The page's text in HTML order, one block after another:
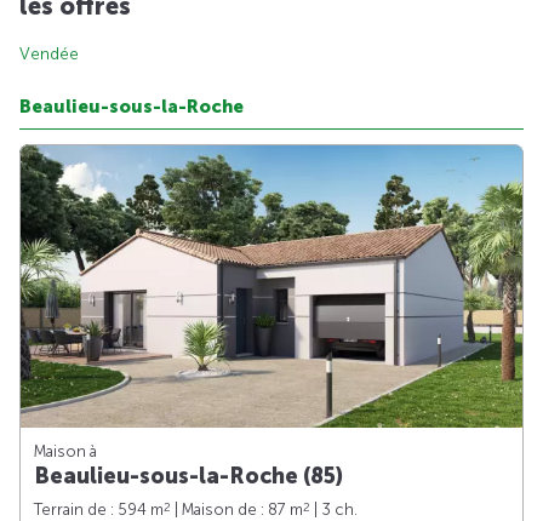
les offres
Vendée
Beaulieu-sous-la-Roche
Maison à
Beaulieu-sous-la-Roche (85)
Terrain de : 594 m2 | Maison de : 87 m2
| 3 ch.